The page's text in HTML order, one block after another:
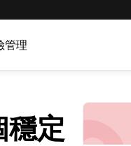
管理
穩定